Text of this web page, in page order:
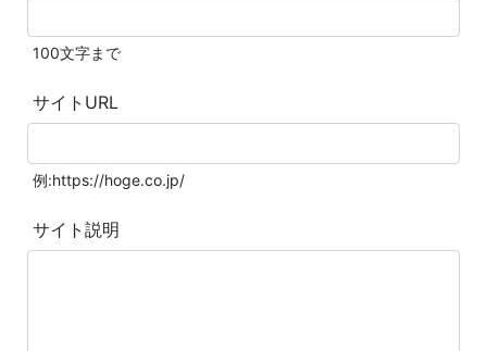
100文字まで
サイトURL
例:https://hoge.co.jp/
サイト説明